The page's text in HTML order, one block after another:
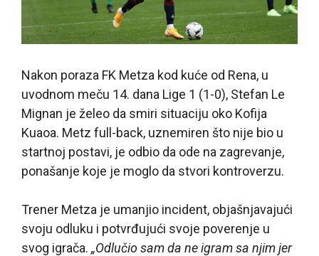
Nakon poraza FK Metza kod kuće od Rena, u
uvodnom meču 14. dana Lige 1 (1-0), Stefan Le
Mignan je želeo da smiri situaciju oko Kofija
Kuaoa. Metz full-back, uznemiren što nije bio u
startnoj postavi, je odbio da ode na zagrevanje,
ponašanje koje je moglo da stvori kontroverzu.
Trener Metza je umanjio incident, objašnjavajući
svoju odluku i potvrđujući svoje poverenje u
svog igrača. „Odlučio sam da ne igram sa njim jer